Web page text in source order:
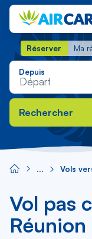
Réserver Ma
Réserver Ma
Depuis
Rechercher
Vols
Vol pas